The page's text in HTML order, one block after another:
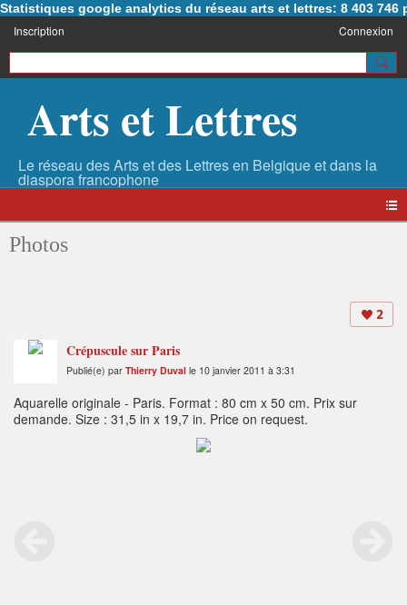
Statistiques google analytics du réseau arts et lettres: 8 403 746
Inscription Connexion
Arts et Lettres
Photos
2
Crépuscule sur Paris
Publié(e) par Thierry Duval le 10 janvier 2011 à 3:31
Aquarelle originale - Paris. Format : 80 cm x 50 cm. Prix sur
demande. Size : 31,5 in x 19,7 in. Price on request.